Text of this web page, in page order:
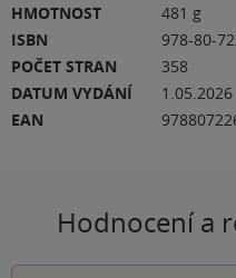
HMOTNOST
481 g
ISBN
978-80-
POČET STRAN
358
DATUM VYDÁNÍ
1.05.2026
EAN
Hodnocení a